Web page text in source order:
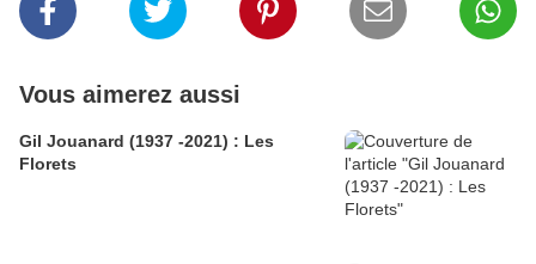
Vous aimerez aussi
Gil Jouanard (1937 -2021) : Les
Florets